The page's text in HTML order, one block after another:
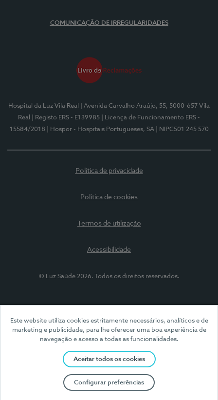
Este website utiliza cookies estritamente necessários, analíticos e de
marketing e publicidade, para lhe oferecer uma boa experiência de
navegação e acesso a todas as funcionalidades.
Aceitar todos os cookies
Configurar preferências
COMUNICAÇÃO DE IRREGULARIDADES
Hospital da Luz Vila Real
| Avenida Carvalho Araújo, 55, 5000-657 Vila
Real
| Registo ERS - E139985
| Licença de Funcionamento ERS -
15584/2018
| Hospor - Hospitais Portugueses, SA | NIPC501 245 570
Política de privacidade
Política de cookies
Termos de utilização
Acessibilidade
© Luz Saúde 2026. Todos os direitos reservados.